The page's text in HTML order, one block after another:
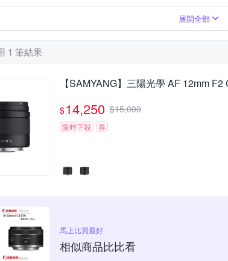
展開全部
1 筆結果
【SAMYANG】三陽光學 AF 12mm
$14,250 $15,000
限時下殺 券
馬上比買最好
相似商品比比看